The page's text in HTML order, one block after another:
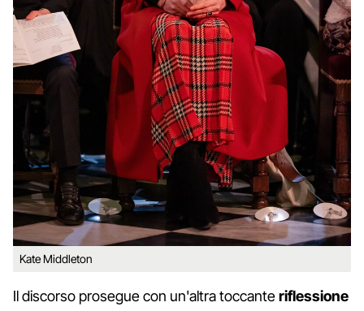
Kate Middleton
Il discorso prosegue con un'altra toccanteriflessione